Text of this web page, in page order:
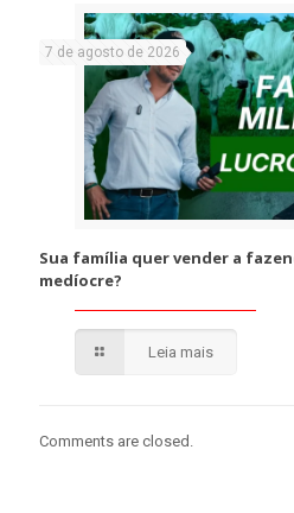
7 de agosto de 2026
Sua família quer vender a
medíocre?
Leia mais
Comments are closed.